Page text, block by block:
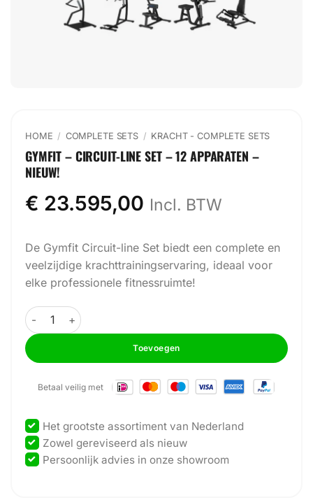
HOME / COMPLETE SETS / ⁠KRACHT - COMPLETE SETS
GYMFIT – CIRCUIT-LINE SET – 12 APPARATEN –
NIEUW!
€ 23.595,00 Incl. BTW
De Gymfit Circuit-line Set biedt een complete en
veelzijdige krachttrainingservaring, ideaal voor
elke professionele fitnessruimte!
GymFit - Circuit-Line Set - 12 Apparaten - NIEUW! aantal
Toevoegen
Betaal veilig met
Het grootste assortiment van Nederland
Zowel gereviseerd als nieuw
Persoonlijk advies in onze showroom